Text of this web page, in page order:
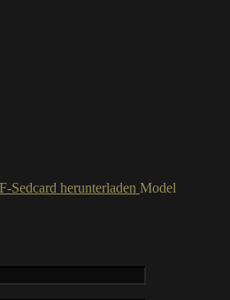
Sedcard herunterladen Model